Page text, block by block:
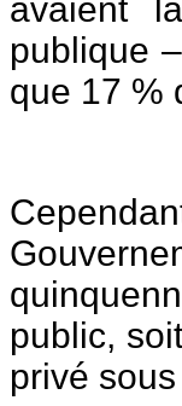
avaient
publique
que 17 %
public,
privé